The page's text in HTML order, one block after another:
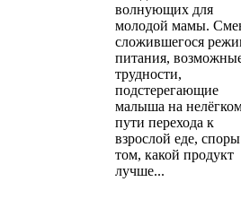
волнующих для
молодой мамы.
сложившегося
питания,
трудности,
подстерегающие
малыша на
пути перехода к
взрослой еде,
том, какой продукт
лучше...